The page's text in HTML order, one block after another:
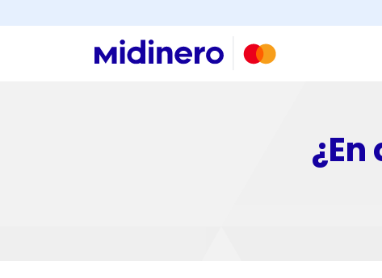
Buscar